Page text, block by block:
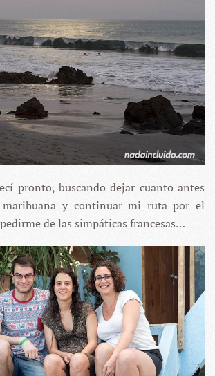
pronto, buscando dejar cuanto antes
y continuar mi ruta por el
de las simpáticas francesas…